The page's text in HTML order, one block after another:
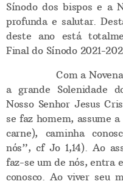
Sínodo dos bispos e a
profunda e salutar.
deste ano está
Final do Sínodo 2021-
Com a Novena do
a grande Solenidade
Nosso Senhor Jesus
se faz homem, assume
carne), caminha
nós”, cf Jo 1,14). Ao
faz-se um de nós, entra
conosco. Ao viver seu